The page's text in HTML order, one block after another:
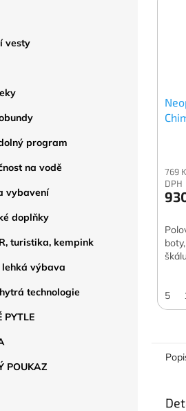
vesty
program
na vodě
vybavení
doplňky
turistika, kempink
lehká výbava
technologie
PYTLE
POUKAZ
769
DPH
5